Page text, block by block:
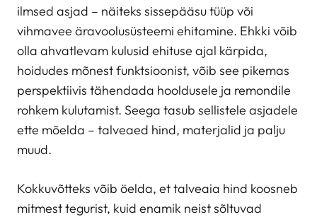
ilmsed asjad – näiteks sissepääsu tüüp või
vihmavee äravoolusüsteemi ehitamine. Ehkki võib
olla ahvatlevam kulusid ehituse ajal kärpida,
hoidudes mõnest funktsioonist, võib see pikemas
perspektiivis tähendada hooldusele ja remondile
rohkem kulutamist. Seega tasub sellistele asjadele
ette mõelda – talveaed hind, materjalid ja palju
muud.
Kokkuvõtteks võib öelda, et talveaia hind koosneb
mitmest tegurist, kuid enamik neist sõltuvad